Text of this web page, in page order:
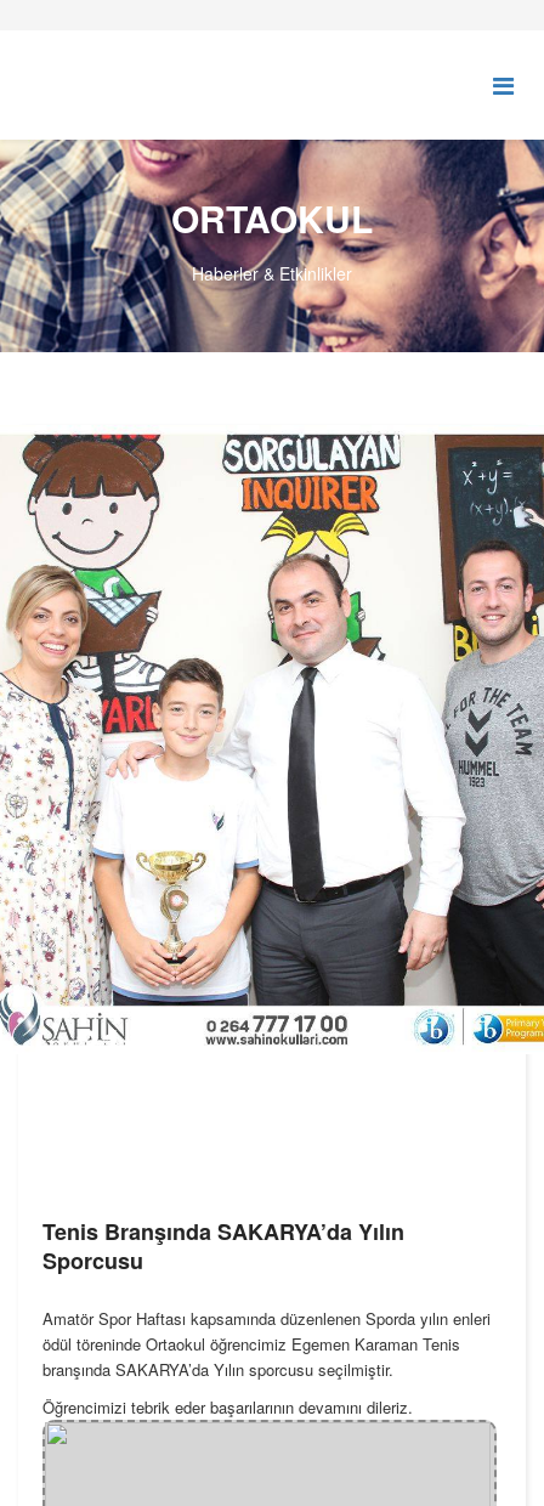
ORTAOKUL
Haberler & Etkinlikler
21
Tenis Branşında SAKARYA’da Yılın
Sporcusu
Amatör Spor Haftası kapsamında düzenlenen Sporda yılın enleri
ödül töreninde Ortaokul öğrencimiz Egemen Karaman Tenis
branşında SAKARYA’da Yılın sporcusu seçilmiştir.
Öğrencimizi tebrik eder başarılarının devamını dileriz.